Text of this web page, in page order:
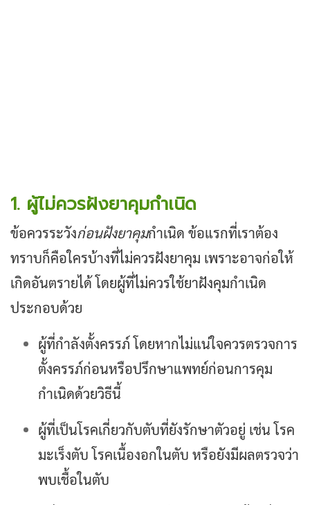
1. ผู้ไม่ควรฝังยาคุมกำเนิด
ข้อควรระวังก่อนฝังยาคุมกำเนิด ข้อแรกที่เราต้อง
ทราบก็คือใครบ้างที่ไม่ควรฝังยาคุม เพราะอาจก่อให้
เกิดอันตรายได้ โดยผู้ที่ไม่ควรใช้ยาฝังคุมกำเนิด
ประกอบด้วย
ผู้ที่กำลังตั้งครรภ์ โดยหากไม่แน่ใจควรตรวจการ
ตั้งครรภ์ก่อนหรือปรึกษาแพทย์ก่อนการคุม
กำเนิดด้วยวิธีนี้
ผู้ที่เป็นโรคเกี่ยวกับตับที่ยังรักษาตัวอยู่ เช่น โรค
มะเร็งตับ โรคเนื้องอกในตับ หรือยังมีผลตรวจว่า
พบเชื้อในตับ